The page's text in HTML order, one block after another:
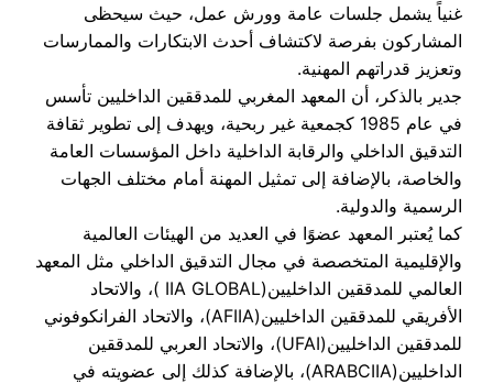
غنياً يشمل جلسات عامة وورش عمل، حيث سيحظى
المشاركون بفرصة لاكتشاف أحدث الابتكارات والممارسات
وتعزيز قدراتهم المهنية.
جدير بالذكر، أن المعهد المغربي للمدققين الداخليين تأسس
في عام 1985 كجمعية غير ربحية، ويهدف إلى تطوير ثقافة
التدقيق الداخلي والرقابة الداخلية داخل المؤسسات العامة
والخاصة، بالإضافة إلى تمثيل المهنة أمام مختلف الجهات
الرسمية والدولية.
كما يُعتبر المعهد عضوًا في العديد من الهيئات العالمية
والإقليمية المتخصصة في مجال التدقيق الداخلي مثل المعهد
العالمي للمدققين الداخليين(IIA GLOBAL )، والاتحاد
الأفريقي للمدققين الداخليين(AFIIA)، والاتحاد الفرانكوفوني
للمدققين الداخليين(UFAI)، والاتحاد العربي للمدققين
الداخليين(ARABCIIA)، بالإضافة كذلك إلى عضويته في